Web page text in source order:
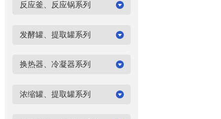
反应釜、反应锅系列
发酵罐、提取罐系列
换热器、冷凝器系列
浓缩罐、提取罐系列